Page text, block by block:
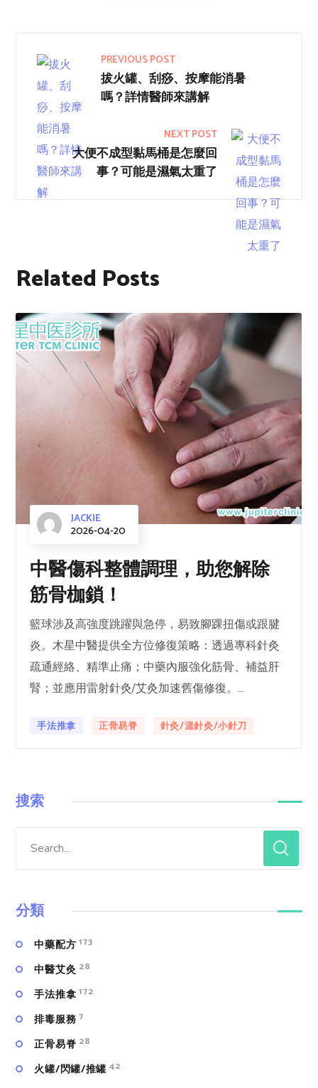
PREVIOUS POST
拔火罐、刮痧、按摩能消暑
嗎？詳情醫師來講解
NEXT POST
大便不成型黏馬桶是怎麼回
事？可能是濕氣太重了
Related Posts
JACKIE
2026-04-20
中醫傷科整體調理，助您解除
筋骨枷鎖！
籃球涉及高強度跳躍與急停，易致腳踝扭傷或跟腱
炎。木星中醫提供全方位修復策略：透過專科針灸
疏通經絡、精準止痛；中藥內服強化筋骨、補益肝
腎；並應用雷射針灸/艾灸加速舊傷修復。...
手法推拿 正骨易脊 針灸/溫針灸/小針刀
搜索
分類
中藥配方 173
中醫艾灸 28
手法推拿 172
排毒服務 7
正骨易脊 28
火罐/閃罐/推罐 42